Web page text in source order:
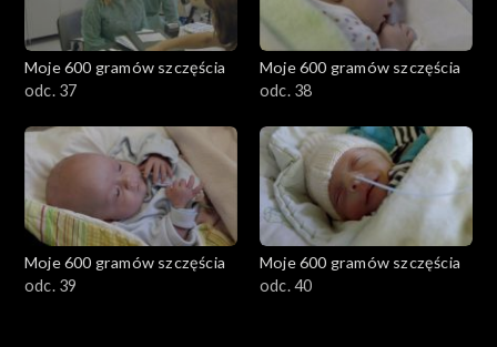
Moje 600 gramów szczęścia
odc. 37
Moje 600 gramów szczęścia
odc. 38
Moje 600 gramów szczęścia
odc. 39
Moje 600 gramów szczęścia
odc. 40